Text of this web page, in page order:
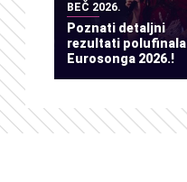
BEČ 2026.
Poznati detaljni
rezultati polufinala
Eurosonga 2026.!